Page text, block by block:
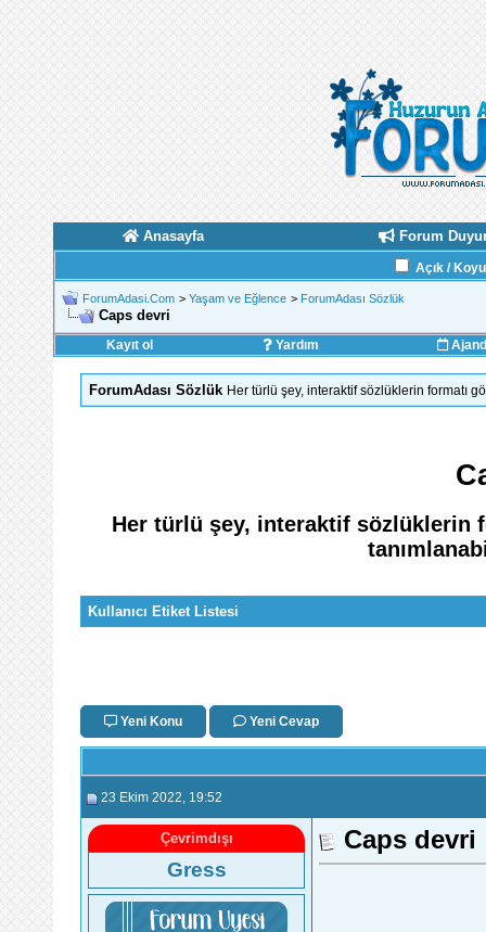
Anasayfa Forum
Açık /
ForumAdasi.Com > Yaşam ve Eğlence > ForumAdası Sözlük
Caps devri
Kayıt ol Yardım
ForumAdası Sözlük Her türlü şey, interaktif sözlüklerin formatı
Her türlü şey, interaktif sözlüklerin
Kullanıcı Etiket Listesi
Yeni Konu Yeni Cevap
23 Ekim 2022 , 19:52
Çevrimdışı
Gress
Caps devri